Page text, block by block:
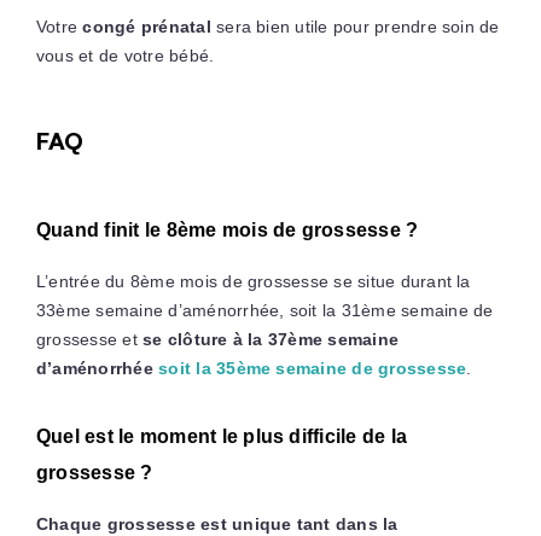
Votrecongé prénatal sera bien utile pour prendre soin de
vous et de votre bébé.
FAQ
Quand finit le 8ème mois de grossesse ?
L’entrée du 8ème mois de grossesse se situe durant la
33ème semaine d’aménorrhée, soit la 31ème semaine de
grossesse etse clôture à la 37ème semaine
d’aménorrhéesoit la 35ème semaine de grossesse.
Quel est le moment le plus difficile de la
grossesse ?
Chaque grossesse est unique tant dans la